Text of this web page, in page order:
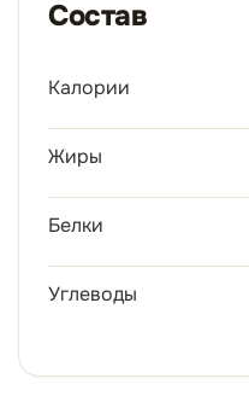
Состав
Калории
Жиры
Белки
Углеводы